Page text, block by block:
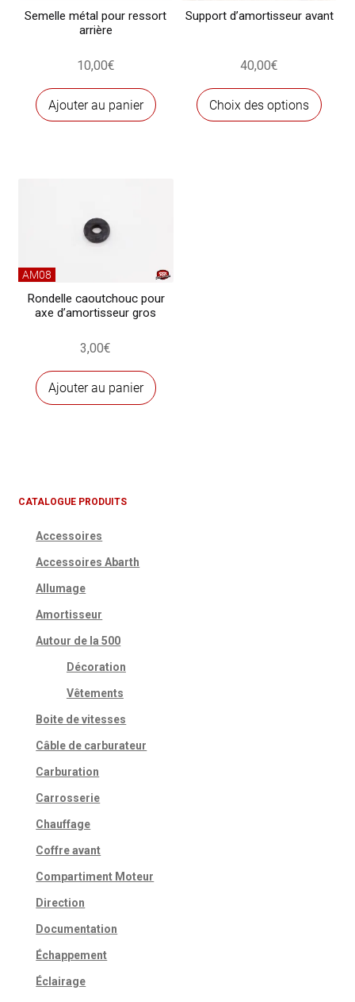
Semelle métal pour ressort
arrière
10,00€
Ajouter au panier
Support d’amortisseur avant
40,00€
Choix des options
Ce
AM08
Rondelle caoutchouc pour
axe d’amortisseur gros
3,00€
Ajouter au panier
CATALOGUE PRODUITS
Accessoires
Accessoires Abarth
Allumage
Amortisseur
Autour de la 500
Décoration
Vêtements
Boite de vitesses
Câble de carburateur
Carburation
Carrosserie
Chauffage
Coffre avant
Compartiment Moteur
Direction
Documentation
Échappement
Éclairage